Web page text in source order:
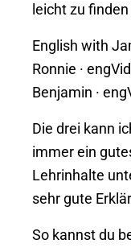
leicht zu
English with
Ronnie ·
Benjamin ·
Die drei kann
immer ein
Lehrinhalte
sehr gute
So kannst du